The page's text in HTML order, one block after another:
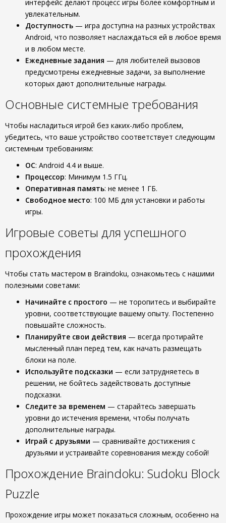
интерфейс делают процесс игры более комфортным и
увлекательным.
Доступность — игра доступна на разных устройствах
Android, что позволяет наслаждаться ей в любое время
и в любом месте.
Ежедневные задания — для любителей вызовов
предусмотрены ежедневные задачи, за выполнение
которых дают дополнительные награды.
Основные системные требования
Чтобы насладиться игрой без каких-либо проблем,
убедитесь, что ваше устройство соответствует следующим
системным требованиям:
ОС: Android 4.4 и выше.
Процессор: Минимум 1.5 ГГц.
Оперативная память: не менее 1 ГБ.
Свободное место: 100 МБ для установки и работы
игры.
Игровые советы для успешного
прохождения
Чтобы стать мастером в Braindoku, ознакомьтесь с нашими
полезными советами:
Начинайте с простого — не торопитесь и выбирайте
уровни, соответствующие вашему опыту. Постепенно
повышайте сложность.
Планируйте свои действия — всегда протирайте
мысленный план перед тем, как начать размещать
блоки на поле.
Используйте подсказки — если затрудняетесь в
решении, не бойтесь задействовать доступные
подсказки.
Следите за временем — старайтесь завершать
уровни до истечения времени, чтобы получать
дополнительные награды.
Играй с друзьями — сравнивайте достижения с
друзьями и устраивайте соревнования между собой!
Прохождение Braindoku: Sudoku Block
Puzzle
Прохождение игры может показаться сложным, особенно на